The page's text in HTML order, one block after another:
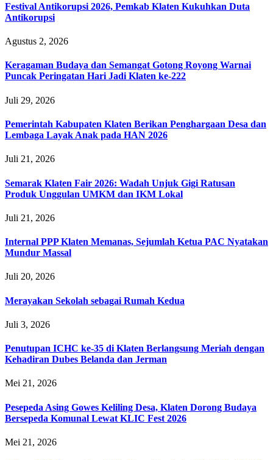
Festival Antikorupsi 2026, Pemkab Klaten Kukuhkan Duta
Antikorupsi
Agustus 2, 2026
Keragaman Budaya dan Semangat Gotong Royong Warnai
Puncak Peringatan Hari Jadi Klaten ke-222
Juli 29, 2026
Pemerintah Kabupaten Klaten Berikan Penghargaan Desa dan
Lembaga Layak Anak pada HAN 2026
Juli 21, 2026
Semarak Klaten Fair 2026: Wadah Unjuk Gigi Ratusan
Produk Unggulan UMKM dan IKM Lokal
Juli 21, 2026
Internal PPP Klaten Memanas, Sejumlah Ketua PAC Nyatakan
Mundur Massal
Juli 20, 2026
Merayakan Sekolah sebagai Rumah Kedua
Juli 3, 2026
Penutupan ICHC ke-35 di Klaten Berlangsung Meriah dengan
Kehadiran Dubes Belanda dan Jerman
Mei 21, 2026
Pesepeda Asing Gowes Keliling Desa, Klaten Dorong Budaya
Bersepeda Komunal Lewat KLIC Fest 2026
Mei 21, 2026